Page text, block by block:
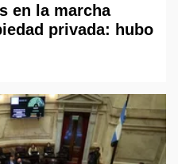
en la marcha
privada: hubo